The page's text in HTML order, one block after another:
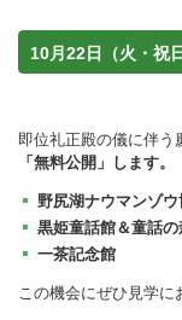
10月22日（火・祝
即位礼正殿の儀に伴う
「無料公開」します。
野尻湖ナウマンゾ
黒姫童話館＆童話
一茶記念館
この機会にぜひ見学に